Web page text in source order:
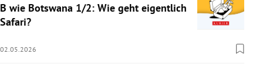
B wie Botswana 1/2: Wie geht eigentlich
Safari?
02.05.2026